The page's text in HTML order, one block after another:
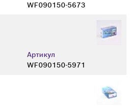
WF090150-5673
Артикул
WF090150-5971